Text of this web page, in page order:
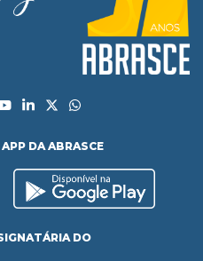
DA ABRASCE
DO